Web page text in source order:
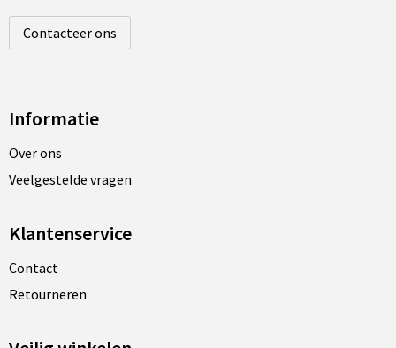
Contacteer ons
Informatie
Over ons
Veelgestelde vragen
Klantenservice
Contact
Retourneren